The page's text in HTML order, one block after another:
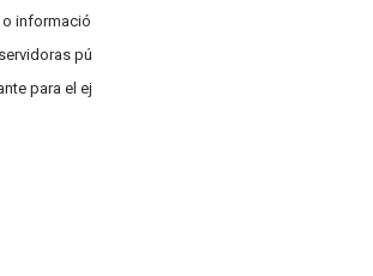
información grupo específico
públicas con acciones afirmativas
para el ejercicio de derechos ODS